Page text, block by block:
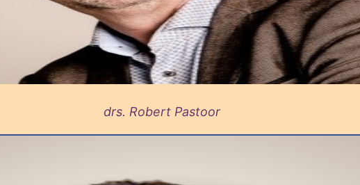
drs. Robert Pastoor